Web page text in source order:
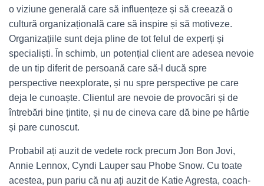
o viziune generală care să influențeze și să creează o
cultură organizațională care să inspire și să motiveze.
Organizațiile sunt deja pline de tot felul de experți și
specialiști. În schimb, un potențial client are adesea nevoie
de un tip diferit de persoană care să-l ducă spre
perspective neexplorate, și nu spre perspective pe care
deja le cunoaște. Clientul are nevoie de provocări și de
întrebări bine țintite, și nu de cineva care dă bine pe hârtie
și pare cunoscut.
Probabil ați auzit de vedete rock precum Jon Bon Jovi,
Annie Lennox, Cyndi Lauper sau Phobe Snow. Cu toate
acestea, pun pariu că nu ați auzit de Katie Agresta, coach-